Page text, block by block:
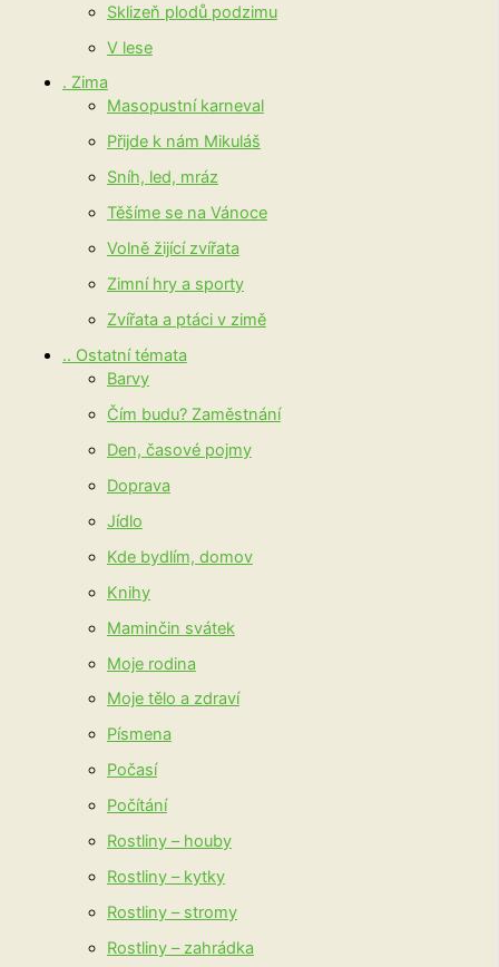
Sklizeň plodů podzimu
V lese
. Zima
Masopustní karneval
Přijde k nám Mikuláš
Sníh, led, mráz
Těšíme se na Vánoce
Volně žijící zvířata
Zimní hry a sporty
Zvířata a ptáci v zimě
.. Ostatní témata
Barvy
Čím budu? Zaměstnání
Den, časové pojmy
Doprava
Jídlo
Kde bydlím, domov
Knihy
Maminčin svátek
Moje rodina
Moje tělo a zdraví
Písmena
Počasí
Počítání
Rostliny – houby
Rostliny – kytky
Rostliny – stromy
Rostliny – zahrádka